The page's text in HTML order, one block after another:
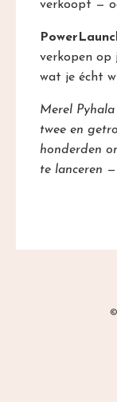
verkoopt —
verkopen op
wat je écht
Merel
twee en
honderden
te lanceren